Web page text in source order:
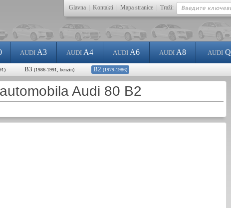
Glavna Kontakti Mapa stranice Traži:
AUDI A3 AUDI A4 AUDI A6 AUDI A8 AUDIQ
B3 (1986-1991, benzin) B2 (1979-1986)
Audi 80 B2